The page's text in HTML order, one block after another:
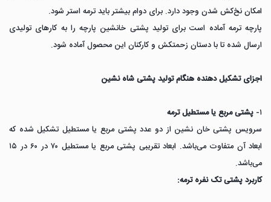
امکان نخ‌کش شدن وجود دارد. برای دوام بیشتر باید ترمه استر شود.
پارچه ترمه آماده است برای تولید پشتی خانشین پارچه را به کار‌های تولیدی
ارسال شده تا با دستان زحمتکش و کارکنان این محصول آماده شود.
اجزای تشکیل دهنده هنگام تولید پشتی شاه نشین
۱- پشتی مربع یا مستطیل ترمه
سرویس پشتی خان نشین از دو عدد پشتی مربع یا مستطیل تشکیل شده که
ابعاد آن متفاوت می‌باشد. ابعاد تقریبی پشتی مربع یا مستطیل ۷۰ در ۶۰ در ۱۵
می‌باشد.
کاربرد پشتی تک نفره ترمه: